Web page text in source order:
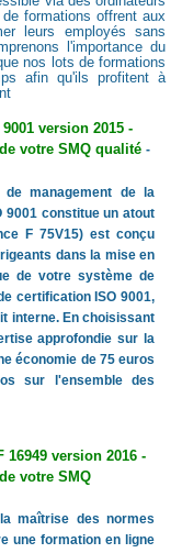
formations offrent aux
leurs employés sans
l'importance du
nos lots de formations
afin qu'ils profitent à
version 2015 -
votre SMQ qualité -
de management de la
9001 constitue un atout
F 75V15) est conçu
dans la mise en
de votre système de
certification ISO 9001,
interne. En choisissant
approfondie sur la
économie de 75 euros
sur l'ensemble des
16949 version 2016 -
votre SMQ
maîtrise des normes
une formation en ligne